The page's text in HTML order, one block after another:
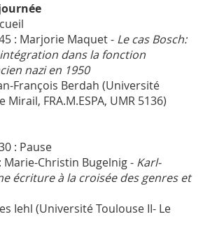
: Marjorie Maquet - Le cas Bosch:
dans la fonction
nazi en 1950
François Berdah (Université
Mirail, FRA.M.ESPA, UMR 5136)
: Pause
Marie-Christin Bugelnig - Karl-
écriture à la croisée des genres et
Iehl (Université Toulouse II- Le